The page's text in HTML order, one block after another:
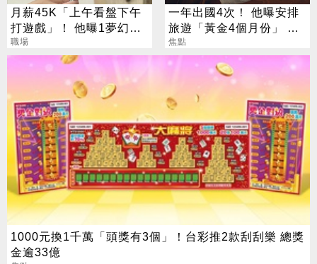
月薪45K「上午看盤下午
打遊戲」！ 他曝1夢幻職
業 網嘆：比保全爽
職場
一年出國4次！ 他曝安排
旅遊「黃金4個月份」 卡
對整年活在期待中
焦點
1000元換1千萬「頭獎有3個」！台彩推2款刮刮樂 總獎
金逾33億